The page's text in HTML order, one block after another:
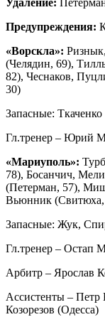
Удаление:
Предупреждения:
«Ворскла»:
(Челядин, 69),
82), Чеснаков,
30)
Запасные: Ткаченко
Гл.тренер – Юрий
«Мариуполь»:
78), Босанчич,
(Петерман, 57),
Вьюнник (Свитюха,
Запасные: Жук,
Гл.тренер – Остап
Арбитр – Ярослав
Ассистенты – Петр
Козорезов (Одесса)